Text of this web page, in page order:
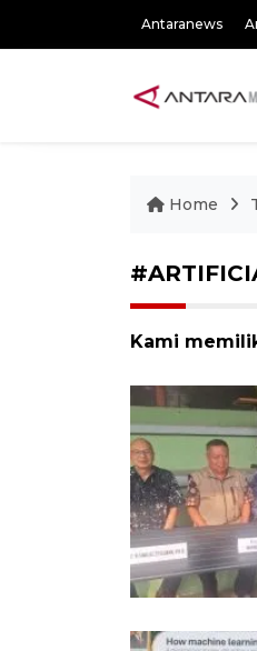
Antaranews
Home
Kami